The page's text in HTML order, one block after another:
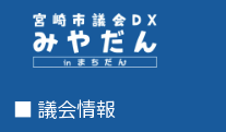
■ 議会情報